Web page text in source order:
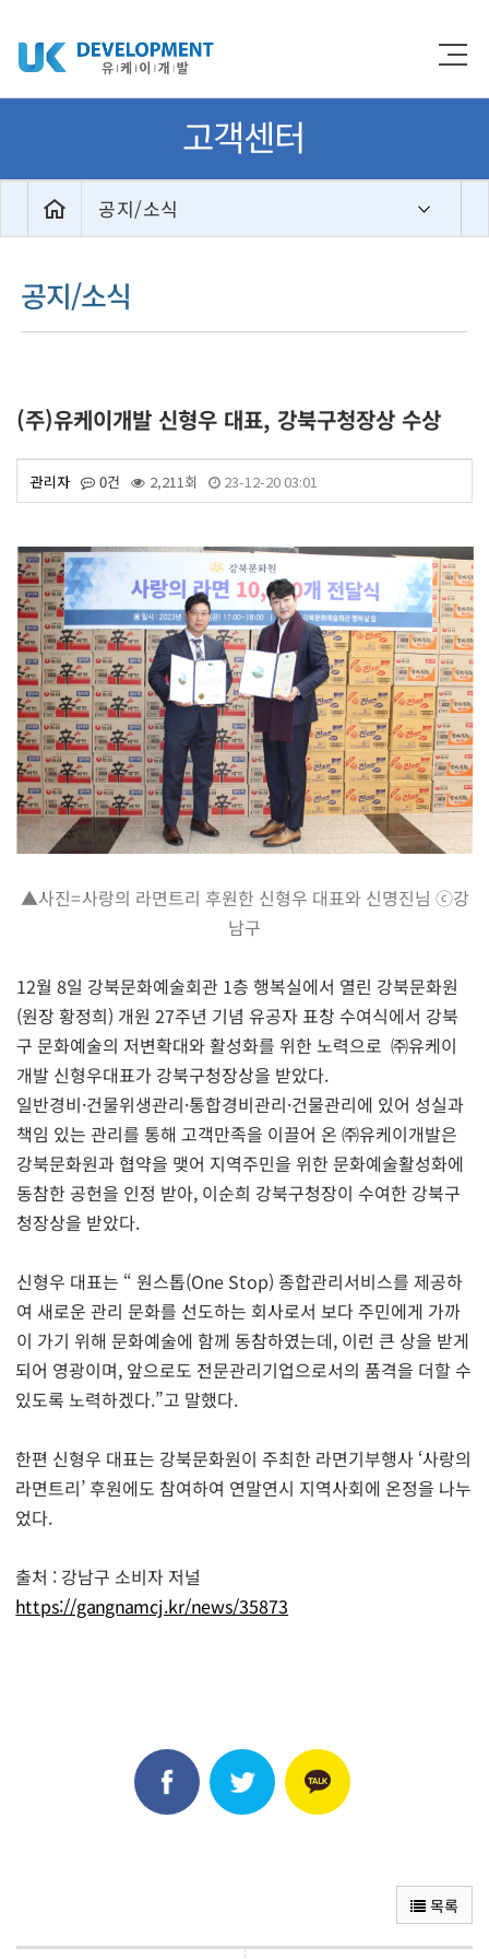
고객센터
공지/소식
공지/소식
(주)유케이개발 신형우 대표, 강북구청장상 수상
관리자 0건 2,211회 23-12-20 03:01
▲사진=사랑의 라면트리 후원한 신형우 대표와 신명진님 ⓒ강
남구
12월 8일 강북문화예술회관 1층 행복실에서 열린 강북문화원
(원장 황정희) 개원 27주년 기념 유공자 표창 수여식에서 강북
구 문화예술의 저변확대와 활성화를 위한 노력으로 ㈜유케이
개발 신형우대표가 강북구청장상을 받았다.
일반경비·건물위생관리·통합경비관리·건물관리에 있어 성실과
책임 있는 관리를 통해 고객만족을 이끌어 온 ㈜유케이개발은
강북문화원과 협약을 맺어 지역주민을 위한 문화예술활성화에
동참한 공헌을 인정 받아, 이순희 강북구청장이 수여한 강북구
청장상을 받았다.
신형우 대표는 “ 원스톱(One Stop) 종합관리서비스를 제공하
여 새로운 관리 문화를 선도하는 회사로서 보다 주민에게 가까
이 가기 위해 문화예술에 함께 동참하였는데, 이런 큰 상을 받게
되어 영광이며, 앞으로도 전문관리기업으로서의 품격을 더할 수
있도록 노력하겠다.”고 말했다.
한편 신형우 대표는 강북문화원이 주최한 라면기부행사 ‘사랑의
라면트리’ 후원에도 참여하여 연말연시 지역사회에 온정을 나누
었다.
출처 : 강남구 소비자 저널
https://gangnamcj.kr/news/35873
목록